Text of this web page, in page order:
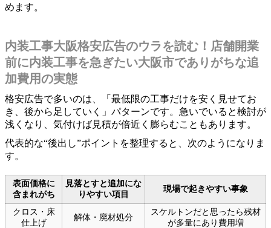
めます。
内装工事大阪格安広告のウラを読む！店舗開業
前に内装工事を急ぎたい大阪市でありがちな追
加費用の実態
格安広告で多いのは、「最低限の工事だけを安く見せてお
き、後から足していく」パターンです。急いでいると検討が
浅くなり、気付けば見積が倍近く膨らむこともあります。
代表的な“後出し”ポイントを整理すると、次のようになりま
す。
表面価格に
含まれがち
見落とすと追加にな
りやすい項目
現場で起きやすい事象
クロス・床
仕上げ
解体・廃材処分
スケルトンだと思ったら残材
が多量にあり費用増